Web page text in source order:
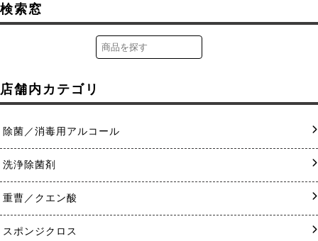
検索窓
店舗内カテゴリ
除菌／消毒用アルコール
洗浄除菌剤
重曹／クエン酸
スポンジクロス